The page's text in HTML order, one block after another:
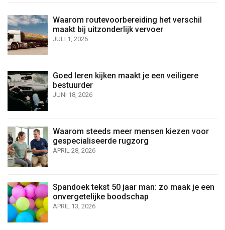
Waarom routevoorbereiding het verschil
maakt bij uitzonderlijk vervoer
JULI 1, 2026
Goed leren kijken maakt je een veiligere
bestuurder
JUNI 18, 2026
Waarom steeds meer mensen kiezen voor
gespecialiseerde rugzorg
APRIL 28, 2026
Spandoek tekst 50 jaar man: zo maak je een
onvergetelijke boodschap
APRIL 13, 2026